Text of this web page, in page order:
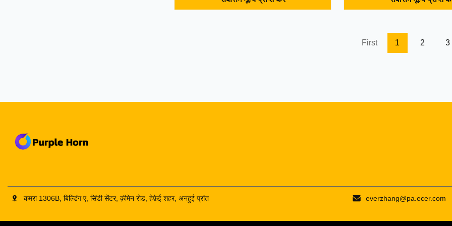
diaphragms (stainless steel
of diaphragms is formed by
First 1 2 3
कमरा 1306B, बिल्डिंग ए, सिंडी सेंटर, क़ीमेन रोड, हेफ़ेई शहर, अनहुई प्रांत everzhang@pa.ecer.com